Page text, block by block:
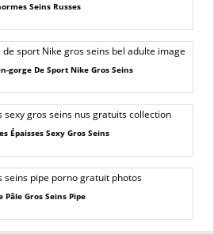
Seins Russes
gorge De Sport Nike Gros Seins
Épaisses Sexy Gros Seins
Pâle Gros Seins Pipe